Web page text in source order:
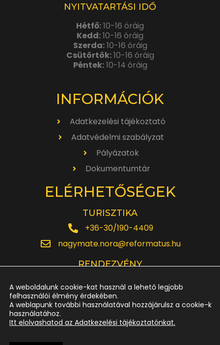
NYITVATARTÁSI IDŐ
Hétfő:10-16 óráig
Kedd:10-16 óráig
Szerda:10-16 óráig
Csütörtök:10-16 óráig
Péntek:10-14 óráig
INFORMÁCIÓK
Adatkezelési tájékoztató
Adatvédelmi szabályzat
Pályázatok
Dokumentumtár
ELÉRHETŐSÉGEK
TURISZTIKA
+36-30/190-4409
nagymate.nora@reformatus.hu
RENDEZVÉNY
rendezveny.nagytemplom@reformatus.hu
+36-52/614-185
A weboldalunk cookie-kat használ a lehető legjobb
felhasználói élmény érdekében.
A weblapunk további használatával hozzájárulsz a cookie-k
használatához.
Itt elolvashatod az Adatkezelési tájékoztatónkat.